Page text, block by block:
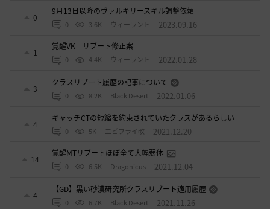
0
9月13日以降のヴァルキリースキル調整依頼
0 3.6K ウィーラント 2023.09.16
1
覚醒VK リブート修正案
0 4.4K ウィーラント 2022.01.28
3
クラスリブート履歴の記事について
0 8.2K Black Desert 2022.01.06
4
キャッチCTの短縮を約束されていたクラスがあるらしい
0 5K エビフライ改 2021.12.20
14
覚醒MTリブートほぼ全て大幅弱体
0 6.5K Dragonicus 2021.12.04
4
【GD】黒い砂漠研究所クラスリブート適用履歴
0 6.7K Black Desert 2021.11.26